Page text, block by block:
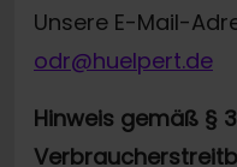
Unsere E-Mail-
odr@huelpert.de
Hinweis gemäß §